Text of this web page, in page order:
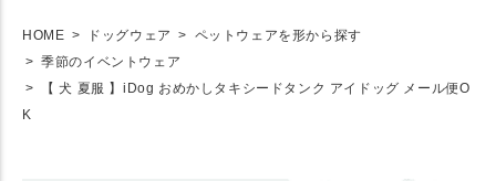
HOME ドッグウェア
ペットウェアを形から探す
季節のイベントウェア
【 犬 夏服 】iDog おめかしタキシードタンク アイドッグ メール便O
K